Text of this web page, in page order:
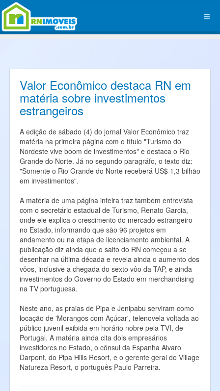
Valor Econômico destaca RN em
matéria sobre investimentos
estrangeiros
A edição de sábado (4) do jornal Valor Econômico traz
matéria na primeira página com o título "Turismo do
Nordeste vive boom de investimentos" e destaca o Rio
Grande do Norte. Já no segundo paragráfo, o texto diz:
"Somente o Rio Grande do Norte receberá US$ 1,3 bilhão
em investimentos".
A matéria de uma página inteira traz também entrevista
com o secretário estadual de Turismo, Renato Garcia,
onde ele explica o crescimento do mercado estrangeiro
no Estado, informando que são 96 projetos em
andamento ou na etapa de licenciamento ambiental. A
publicação diz ainda que o salto do RN começou a se
desenhar na última década e revela ainda o aumento dos
vôos, inclusive a chegada do sexto vôo da TAP, e ainda
investimentos do Governo do Estado em merchandising
na TV portuguesa.
Neste ano, as praias de Pipa e Jenipabu serviram como
locação de 'Morangos com Açúcar', telenovela voltada ao
público juvenil exibida em horário nobre pela TVI, de
Portugal. A matéria ainda cita dois empresários
investidores no Estado, o cônsul da Espanha Alvaro
Darpont, do Pipa Hills Resort, e o gerente geral do Village
Natureza Resort, o português Paulo Parreira.